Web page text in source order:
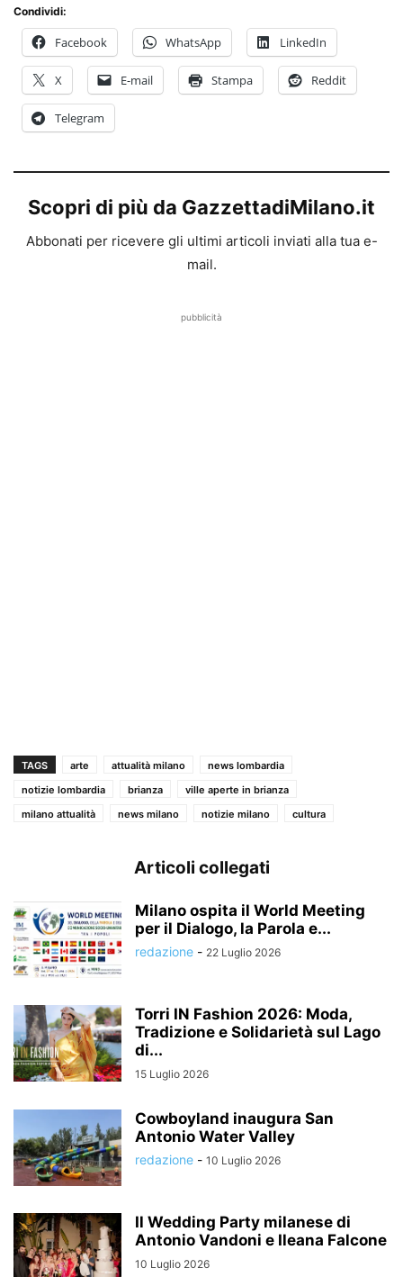
Condividi:
Facebook WhatsApp LinkedIn
X E-mail Stampa Reddit
Telegram
Scopri di più da GazzettadiMilano.it
Abbonati per ricevere gli ultimi articoli inviati alla tua e-
mail.
pubblicità
TAGS arte attualità milano
news lombardia
notizie lombardia
brianza
ville aperte in brianza
milano attualità
news milano notizie milano cultura
Articoli collegati
Milano ospita il World Meeting
per il Dialogo, la Parola e...
redazione - 22 Luglio 2026
Torri IN Fashion 2026: Moda,
Tradizione e Solidarietà sul Lago
di...
15 Luglio 2026
Cowboyland inaugura San
Antonio Water Valley
redazione - 10 Luglio 2026
Il Wedding Party milanese di
Antonio Vandoni e Ileana Falcone
10 Luglio 2026